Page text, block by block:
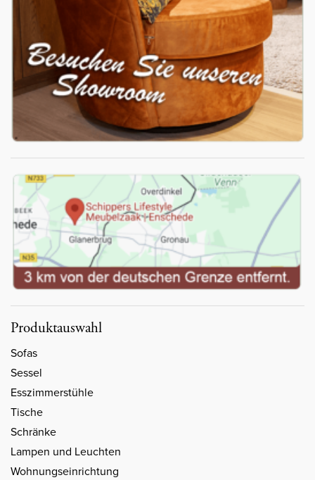
Produktauswahl
Sofas
Sessel
Esszimmerstühle
Tische
Schränke
Lampen und Leuchten
Wohnungseinrichtung